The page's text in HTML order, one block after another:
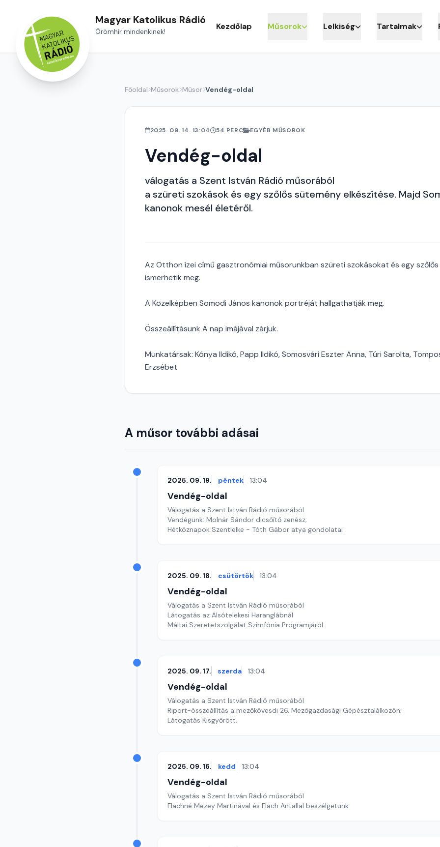
Magyar Katolikus Rádió
Örömhír mindenkinek! Kezdőlap Műsorok Lelkiség Tartalmak
Főoldal Műsorok Műsor Vendég-oldal
2025. 09. 14. 13:04 54 PERC EGYÉB MŰSOROK
Vendég-oldal
válogatás a Szent István Rádió műsorából
a szüreti szokások és egy szőlős sütemény elkészítése. Majd
kanonok mesél életéről.
Az Otthon ízei című gasztronómiai műsorunkban szüreti szokásokat és egy
ismerhetik meg.
A Közelképben Somodi János kanonok portréját hallgathatják meg.
Összeállításunk A nap imájával zárjuk.
Munkatársak: Kónya Ildikó, Papp Ildikó, Somosvári Eszter Anna, Túri Sarolta,
Erzsébet
A műsor további adásai
2025. 09. 19. péntek 13:04
Vendég-oldal
Válogatás a Szent István Rádió műsorából
Vendégünk: Molnár Sándor dicsőítő zenész;
Hétköznapok Szentlelke - Tóth Gábor atya gondolatai
2025. 09. 18. csütörtök 13:04
Vendég-oldal
Válogatás a Szent István Rádió műsorából
Látogatás az Alsótelekesi Haranglábnál
Máltai Szeretetszolgálat Szimfónia Programjáról
2025. 09. 17. szerda 13:04
Vendég-oldal
Válogatás a Szent István Rádió műsorából
Riport-összeállítás a mezőkövesdi 26. Mezőgazdasági Gépésztalálkozón;
Látogatás Kisgyőrött.
2025. 09. 16. kedd 13:04
Vendég-oldal
Válogatás a Szent István Rádió műsorából
Flachné Mezey Martinával és Flach Antallal beszélgetünk